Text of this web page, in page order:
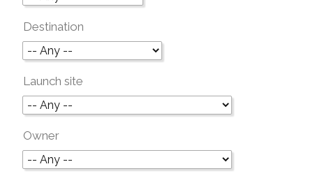
Destination
Launch site
Owner